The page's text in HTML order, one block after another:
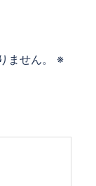
せん。
※